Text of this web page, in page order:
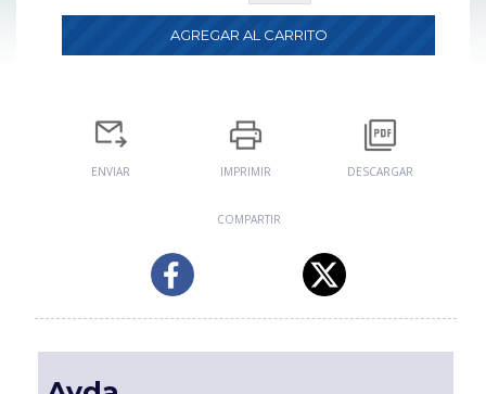
ENVIAR IMPRIMIR DESCARGAR
COMPARTIR